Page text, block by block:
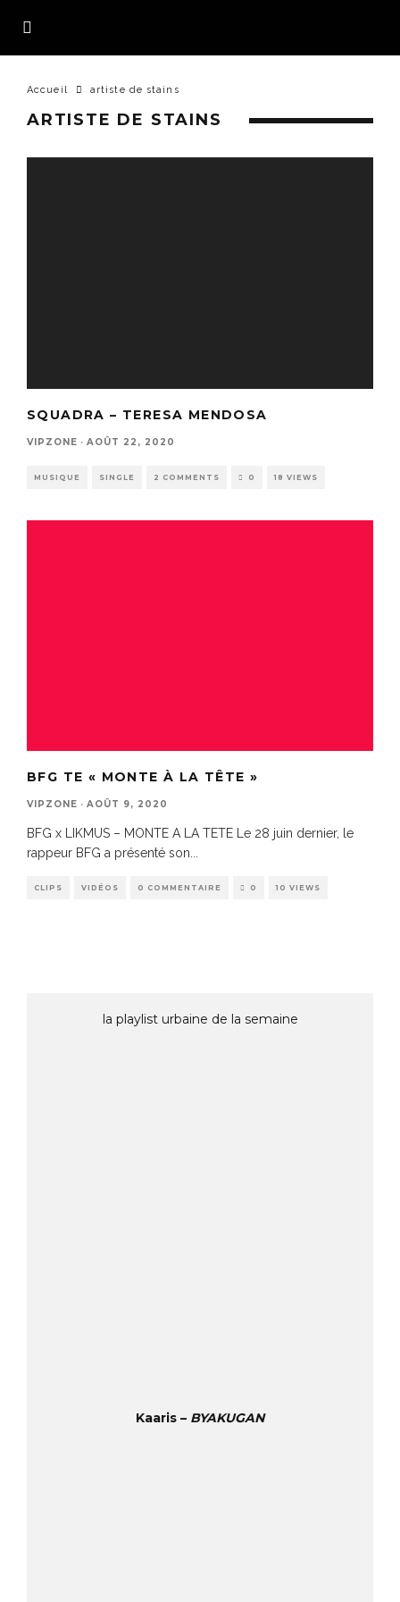
Accueil artiste de stains
ARTISTE DE STAINS
SQUADRA – TERESA MENDOSA
VIPZONE · AOÛT 22, 2020
MUSIQUE SINGLE 2 COMMENTS 0 18 VIEWS
BFG TE « MONTE À LA TÊTE »
VIPZONE · AOÛT 9, 2020
BFG x LIKMUS – MONTE A LA TETE Le 28 juin dernier, le
rappeur BFG a présenté son...
CLIPS VIDÉOS 0 COMMENTAIRE 0 10 VIEWS
la playlist urbaine de la semaine
Kaaris – BYAKUGAN